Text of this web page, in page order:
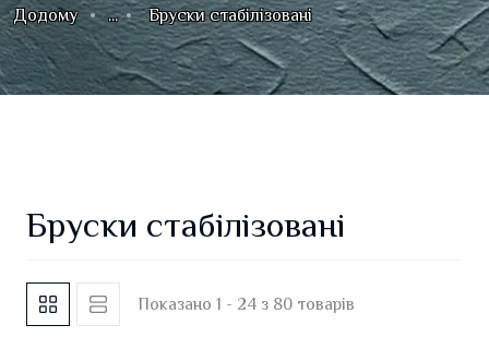
Додому ... Бруски стабілізовані
Бруски стабілізовані
Показано 1 - 24 з 80 товарів